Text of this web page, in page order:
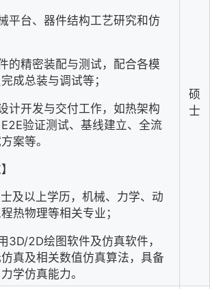
平台、器件结构工艺研究和仿
的精密装配与测试，配合各模
成总装与调试等；
计开发与交付工作，如热架构
验证测试、基线建立、全流
案等。
及以上学历，机械、力学、动
热物理等相关专业；
3D/2D绘图软件及仿真软件，
真及相关数值仿真算法，具备
学仿真能力。
硕
士